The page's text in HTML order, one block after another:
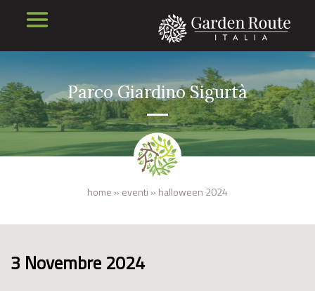
Parco Giardino Sigurtà
home » eventi » halloween 2024
3 Novembre 2024